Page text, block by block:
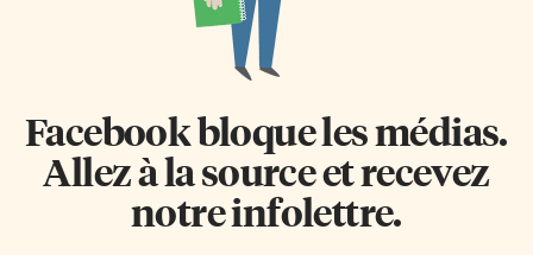
Facebook bloque les médias.
Allez à la source et recevez
notre infolettre.